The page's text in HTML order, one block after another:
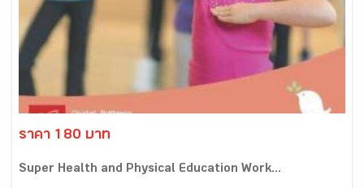
ราคา 180 บาท
Super Health and Physical Education Work...